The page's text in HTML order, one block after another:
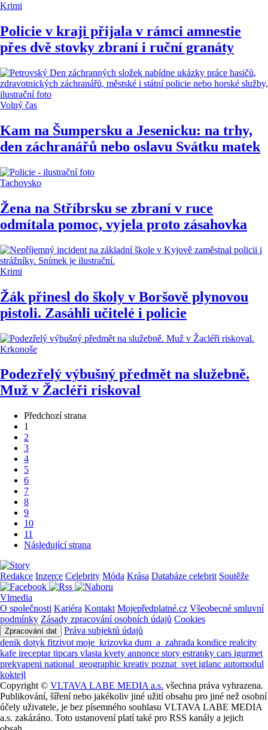
Krimi
Policie v kraji přijala v rámci amnestie
přes dvě stovky zbraní i ruční granáty
Volný čas
Kam na Šumpersku a Jesenicku: na trhy,
den záchranářů nebo oslavu Svátku matek
Tachovsko
Žena na Stříbrsku se zbraní v ruce
odmítala pomoc, vyjela proto zásahovka
Krimi
Žák přinesl do školy v Boršově plynovou
pistoli. Zasáhli učitelé i policie
Krkonoše
Podezřelý výbušný předmět na služebně.
Muž v Žacléři riskoval
Předchozí strana
1
2
3
4
5
6
7
8
9
10
11
Následující strana
Redakce Inzerce Celebrity Móda Krása Databáze celebrit Soutěže
Vlmedia
O společnosti Kariéra Kontakt Mojepředplatné.cz Všeobecné smluvní
podmínky Zásady zpracování osobních údajů Cookies
Zpracování dat
Práva subjektů údajů
denik dotyk fitzivot moje_krizovka dum_a_zahrada kondice realcity
kafe ireceptartipcars vlasta kvety annonce story estranky cars igurmet
prekvapeni national_geographic kreativ poznat_svet iglanc automodul
koktejl
Copyright © VLTAVA LABE MEDIA a.s. všechna práva vyhrazena.
Publikování, šíření nebo jakékoliv jiné užití obsahu pro jiné než osobní
účely uživatele, je bez písemného souhlasu VLTAVA LABE MEDIA
a.s. zakázáno. Toto ustanovení platí také pro RSS kanály a jejich